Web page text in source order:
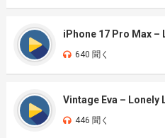
iPhone 17 Pro Max –
640 聞く
Vintage Eva – Lonely
446 聞く